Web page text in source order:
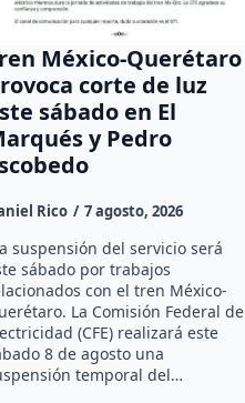
México-Querétaro
corte de luz
sábado en El
y Pedro
Rico 7 agosto, 2026
suspensión del servicio será
sábado por trabajos
con el tren México-
La Comisión Federal de
(CFE) realizará este
8 de agosto una
temporal del…